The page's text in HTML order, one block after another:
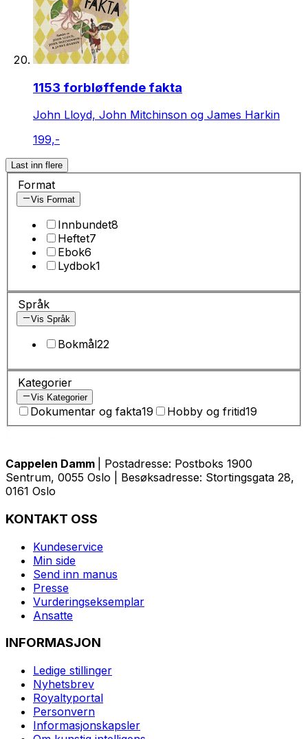
1153 forbløffende fakta
John Lloyd, John Mitchinson og James Harkin
199,-
Last inn flere
Format
Vis Format
Innbundet8
Heftet7
Ebok6
Lydbok1
Språk
Vis Språk
Bokmål22
Kategorier
Vis Kategorier
Dokumentar og fakta19 Hobby og fritid19
Cappelen Damm
| Postadresse: Postboks 1900
Sentrum, 0055 Oslo | Besøksadresse: Stortingsgata 28,
0161 Oslo
KONTAKT OSS
Kundeservice
Min side
Send inn manus
Presse
Vurderingseksemplar
Ansatte
INFORMASJON
Ledige stillinger
Nyhetsbrev
Royaltyportal
Personvern
Informasjonskapsler